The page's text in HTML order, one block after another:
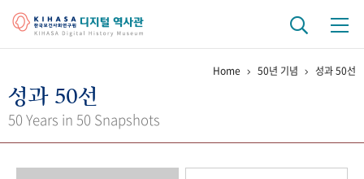
걸어온 길 기관 변천사
Home 50년 기념 성과 50선
성과 50선
50 Years in 50 Snapshots